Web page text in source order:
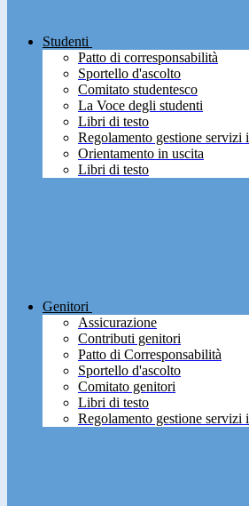
Studenti
Patto di corresponsabilità
Sportello d'ascolto
Comitato studentesco
La Voce degli studenti
Libri di testo
Regolamento gestione servizi
Orientamento in uscita
Libri di testo
Genitori
Assicurazione
Contributi genitori
Patto di Corresponsabilità
Sportello d'ascolto
Comitato genitori
Libri di testo
Regolamento gestione servizi